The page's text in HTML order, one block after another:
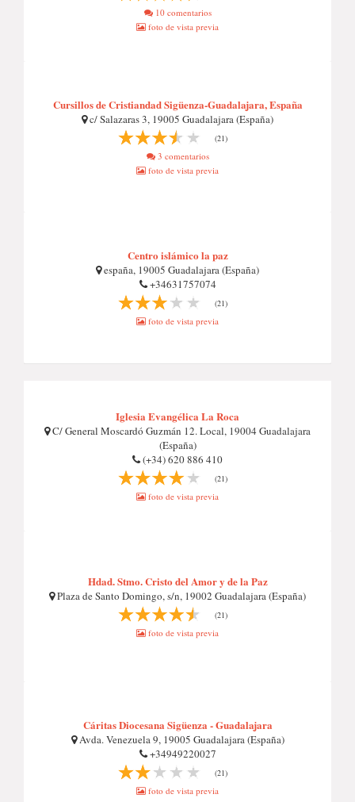
10 comentarios
foto de vista previa
Cursillos de Cristiandad Sigüenza-Guadalajara, España
c/ Salazaras 3, 19005 Guadalajara (España)
(21)
3 comentarios
foto de vista previa
Centro islámico la paz
españa, 19005 Guadalajara (España)
+34631757074
(21)
foto de vista previa
Iglesia Evangélica La Roca
C/ General Moscardó Guzmán 12. Local, 19004 Guadalajara
(España)
(+34) 620 886 410
(21)
foto de vista previa
Hdad. Stmo. Cristo del Amor y de la Paz
Plaza de Santo Domingo, s/n, 19002 Guadalajara (España)
(21)
foto de vista previa
Cáritas Diocesana Sigüenza - Guadalajara
Avda. Venezuela 9, 19005 Guadalajara (España)
+34949220027
(21)
foto de vista previa